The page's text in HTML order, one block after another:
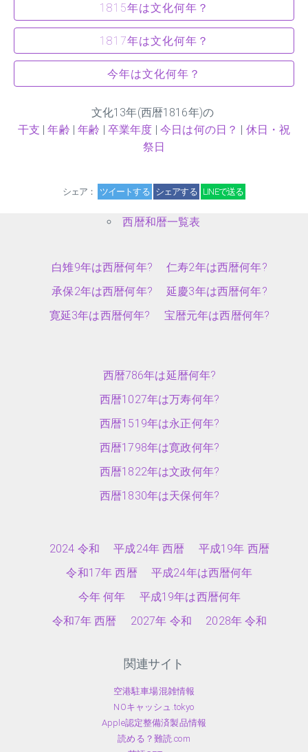
1815年は文化何年？
1817年は文化何年？
今年は文化何年？
文化13年(西暦1816年)の
干支 |年齢 |年齢 |卒業年度 |今日は何の日？ | 休日・祝
祭日
シェア： ツイートする シェアする LINEで送る
西暦和暦一覧表
白雉9年は西暦何年?
仁寿2年は西暦何年?
承保2年は西暦何年?
延慶3年は西暦何年?
寛延3年は西暦何年?
宝暦元年は西暦何年?
西暦786年は延暦何年?
西暦1027年は万寿何年?
西暦1519年は永正何年?
西暦1798年は寛政何年?
西暦1822年は文政何年?
西暦1830年は天保何年?
2024 令和 平成24年 西暦
平成19年 西暦
令和17年 西暦
平成24年は西暦何年
今年 何年
平成19年は西暦何年
令和7年 西暦
2027年 令和 2028年 令和
関連サイト
空港駐車場混雑情報
NOキャッシュ.tokyo
Apple認定整備済製品情報
読める？難読.com